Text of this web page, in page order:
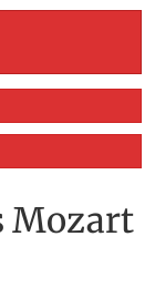
Mozart